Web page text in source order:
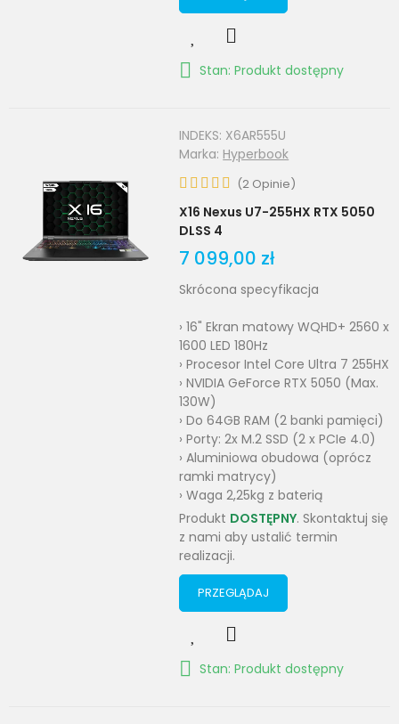
Stan: Produkt dostępny
INDEKS: X6AR555U
Marka: Hyperbook
(2 Opinie)
X16 Nexus U7-255HX RTX 5050
DLSS 4
7 099,00 zł
Skrócona specyfikacja
› 16" Ekran matowy WQHD+ 2560 x
1600 LED 180Hz
› Procesor Intel Core Ultra 7 255HX
› NVIDIA GeForce RTX 5050 (Max.
130W)
› Do 64GB RAM (2 banki pamięci)
› Porty: 2x M.2 SSD (2 x PCIe 4.0)
› Aluminiowa obudowa (oprócz
ramki matrycy)
› Waga 2,25kg z baterią
Produkt DOSTĘPNY. Skontaktuj się
z nami aby ustalić termin
realizacji.
PRZEGLĄDAJ
Stan: Produkt dostępny